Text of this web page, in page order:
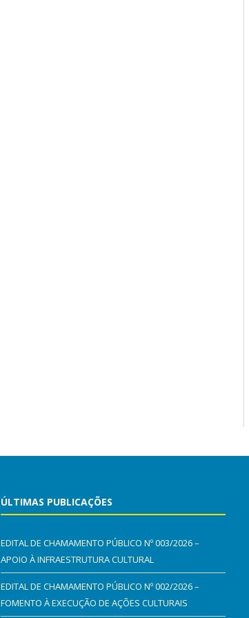
ÚLTIMAS PUBLICAÇÕES
EDITAL DE CHAMAMENTO PÚBLICO Nº 003/2026 –
APOIO À INFRAESTRUTURA CULTURAL
EDITAL DE CHAMAMENTO PÚBLICO Nº 002/2026 –
FOMENTO À EXECUÇÃO DE AÇÕES CULTURAIS